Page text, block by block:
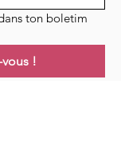
ton boletim
vous !